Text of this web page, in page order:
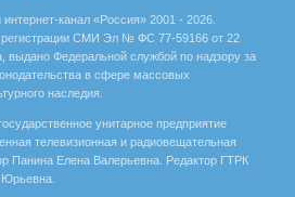
канал «Россия» 2001 - 2026.
регистрации СМИ Эл № ФС 77-59166 от 22
выдано Федеральной службой по надзору за
в сфере массовых
наследия.
унитарное предприятие
телевизионная и радиовещательная
Панина Елена Валерьевна. Редактор ГТРК